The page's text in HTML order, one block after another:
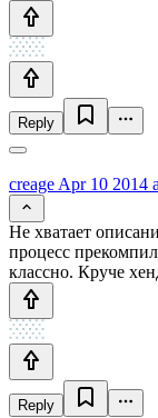
Reply
creage Apr 10 2014
Не хватает
процесс
классно. Круче
Reply